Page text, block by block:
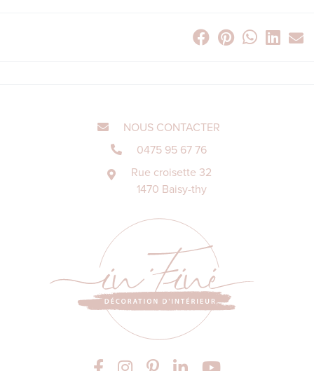
NOUS CONTACTER
0475 95 67 76
Rue croisette 32
1470 Baisy-thy